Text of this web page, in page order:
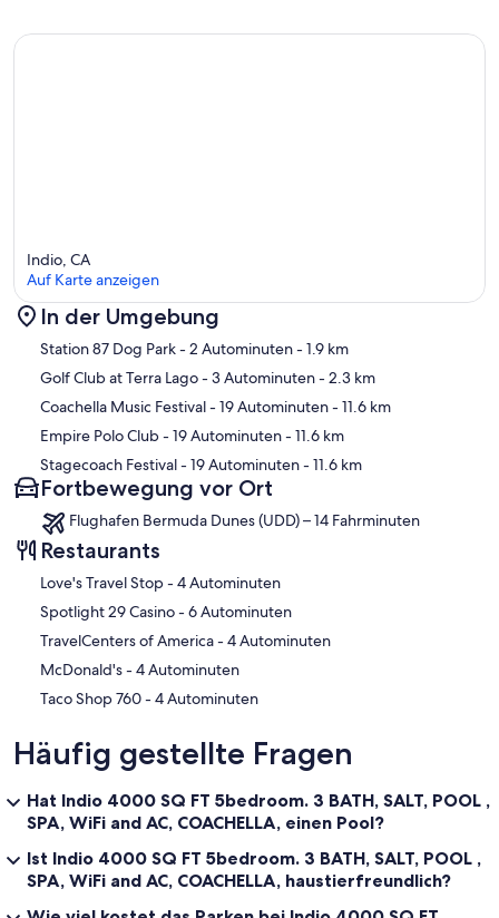
Karte
Indio, CA
Auf Karte anzeigen
In der Umgebung
Station 87 Dog Park- 2 Autominuten- 1.9 km
Golf Club at Terra Lago- 3 Autominuten- 2.3 km
Coachella Music Festival- 19 Autominuten- 11.6 km
Empire Polo Club- 19 Autominuten- 11.6 km
Stagecoach Festival- 19 Autominuten- 11.6 km
Fortbewegung vor Ort
Flughafen Bermuda Dunes (UDD) – 14 Fahrminuten
Restaurants
‪Love's Travel Stop - ‬4 Autominuten
‪Spotlight 29 Casino - ‬6 Autominuten
‪TravelCenters of America - ‬4 Autominuten
‪McDonald's - ‬4 Autominuten
‪Taco Shop 760 - ‬4 Autominuten
Häufig gestellte Fragen
Hat Indio 4000 SQ FT 5bedroom. 3 BATH, SALT, POOL ,
SPA, WiFi and AC, COACHELLA, einen Pool?
Ist Indio 4000 SQ FT 5bedroom. 3 BATH, SALT, POOL ,
SPA, WiFi and AC, COACHELLA, haustierfreundlich?